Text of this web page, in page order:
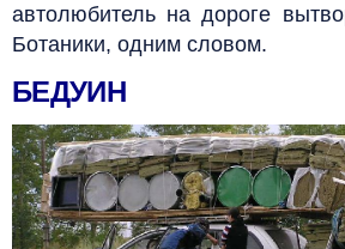
автолюбитель на дороге
Ботаники, одним словом.
БЕДУИН